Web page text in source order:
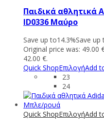
Παιδικά αθλητικά
ID0336 Μαύρο
Save up to14.3%Save up
Original price was: 49.00
42.00 €.
Quick ShopΕπιλογήAdd
23
24
Quick ShopΕπιλογήAdd